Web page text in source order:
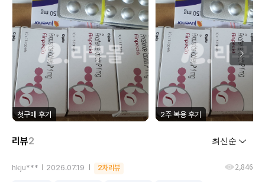
첫구매 후기 2주 복용 후기
리뷰2
hkju*** 2026.07.19 2차리뷰 2,846